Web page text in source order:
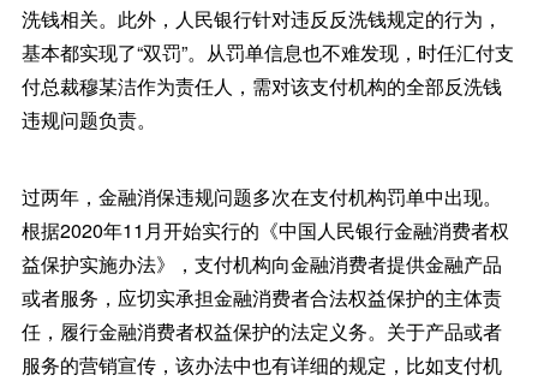
洗钱相关。此外，人民银行针对违反反洗钱规定的行为，
基本都实现了“双罚”。从罚单信息也不难发现，时任汇付支
付总裁穆某洁作为责任人，需对该支付机构的全部反洗钱
违规问题负责。
过两年，金融消保违规问题多次在支付机构罚单中出现。
根据2020年11月开始实行的《中国人民银行金融消费者权
益保护实施办法》，支付机构向金融消费者提供金融产品
或者服务，应切实承担金融消费者合法权益保护的主体责
任，履行金融消费者权益保护的法定义务。关于产品或者
服务的营销宣传，该办法中也有详细的规定，比如支付机